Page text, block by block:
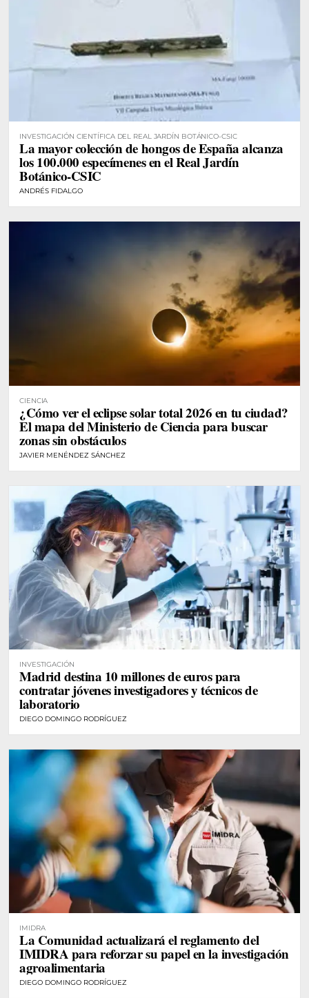
INVESTIGACIÓN CIENTÍFICA DEL REAL JARDÍN BOTÁNICO-CSIC
La mayor colección de hongos de España alcanza
los 100.000 especímenes en el Real Jardín
Botánico-CSIC
ANDRÉS FIDALGO
CIENCIA
¿Cómo ver el eclipse solar total 2026 en tu ciudad?
El mapa del Ministerio de Ciencia para buscar
zonas sin obstáculos
JAVIER MENÉNDEZ SÁNCHEZ
INVESTIGACIÓN
Madrid destina 10 millones de euros para
contratar jóvenes investigadores y técnicos de
laboratorio
DIEGO DOMINGO RODRÍGUEZ
IMIDRA
La Comunidad actualizará el reglamento del
IMIDRA para reforzar su papel en la investigación
agroalimentaria
DIEGO DOMINGO RODRÍGUEZ